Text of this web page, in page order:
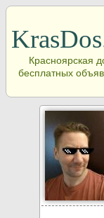
Красноярская
бесплатных